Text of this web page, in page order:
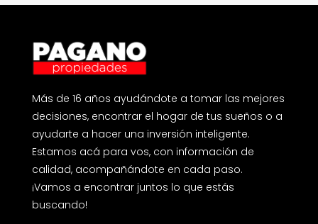
Más de 16 años ayudándote a tomar las mejores
decisiones, encontrar el hogar de tus sueños o a
ayudarte a hacer una inversión inteligente.
Estamos acá para vos, con información de
calidad, acompañándote en cada paso.
¡Vamos a encontrar juntos lo que estás
buscando!